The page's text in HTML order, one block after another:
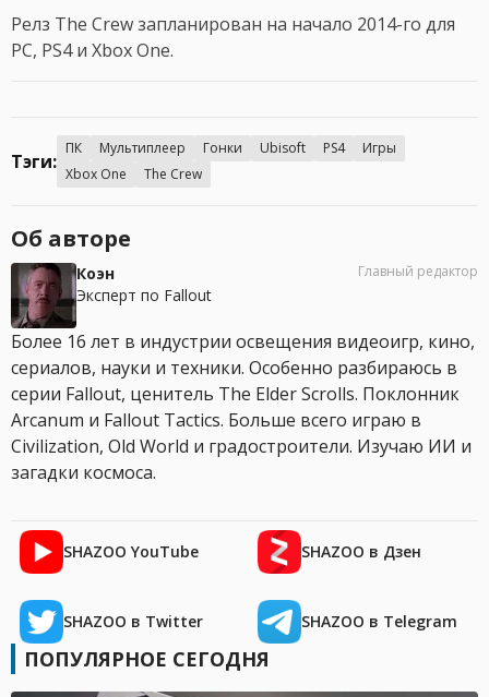
Релз The Crew запланирован на начало 2014-го для
PC, PS4 и Xbox One.
Тэги:
ПК Мультиплеер Гонки Ubisoft PS4
Игры
Xbox One
The Crew
Об авторе
Коэн
Эксперт по Fallout
Главный редактор
Более 16 лет в индустрии освещения видеоигр, кино,
сериалов, науки и техники. Особенно разбираюсь в
серии Fallout, ценитель The Elder Scrolls. Поклонник
Arcanum и Fallout Tactics. Больше всего играю в
Civilization, Old World и градостроители. Изучаю ИИ и
загадки космоса.
SHAZOO YouTube SHAZOO в Дзен
SHAZOO в Twitter SHAZOO в Telegram
ПОПУЛЯРНОЕ СЕГОДНЯ